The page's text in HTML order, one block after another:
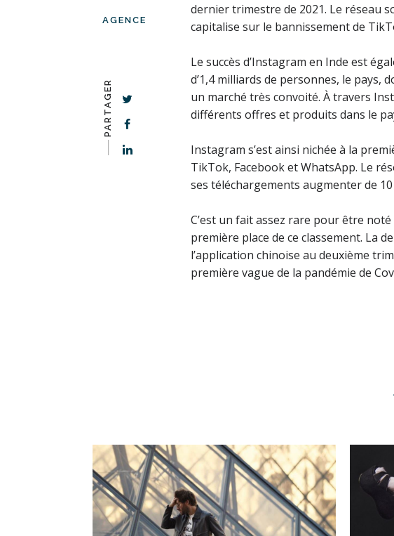
AGENCE
PARTAGER
dernier trimestre de 2021. Le réseau
capitalise sur le bannissement de
Le succès d’Instagram en Inde est
d’1,4 milliards de personnes, le pays,
un marché très convoité. À travers
différents offres et produits dans le
Instagram s’est ainsi nichée à la
TikTok, Facebook et WhatsApp. Le
ses téléchargements augmenter de 10
C’est un fait assez rare pour être
première place de ce classement. La
l’application chinoise au deuxième
première vague de la pandémie de